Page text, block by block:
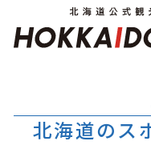
特集
北海道のス